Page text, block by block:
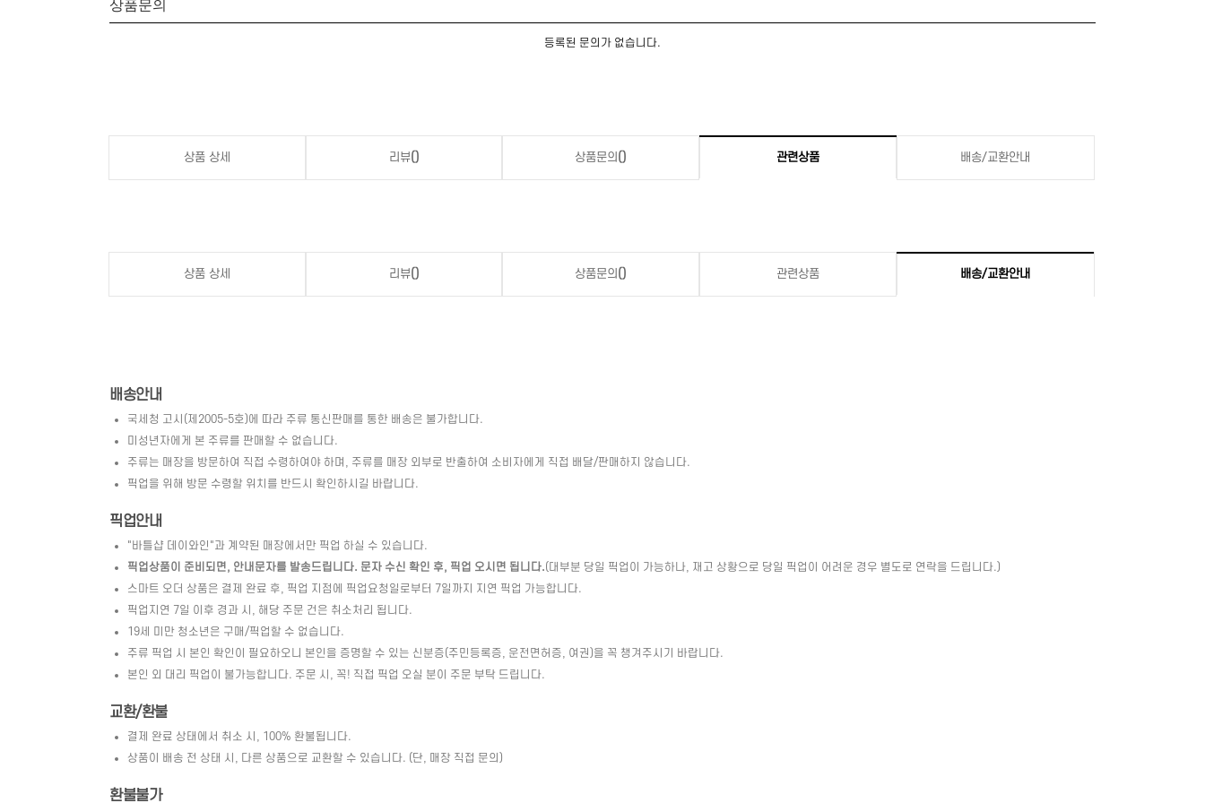
상품문의
등록된 문의가 없습니다.
상품 상세 리뷰() 상품문의 () 관련상품 배송/교환안내
상품 상세 리뷰() 상품문의 () 관련상품 배송/교환안내
배송안내
국세청 고시(제2005-5호)에 따라 주류 통신판매를 통한 배송은 불가합니다.
미성년자에게 본 주류를 판매할 수 없습니다.
주류는 매장을 방문하여 직접 수령하여야 하며, 주류를 매장 외부로 반출하여 소비자에게 직접 배달/판매하지 않습니다.
픽업을 위해 방문 수령할 위치를 반드시 확인하시길 바랍니다.
픽업안내
"바틀샵 데이와인"과 계약된 매장에서만 픽업 하실 수 있습니다.
픽업상품이 준비되면, 안내문자를 발송드립니다. 문자 수신 확인 후, 픽업 오시면 됩니다.(대부분 당일 픽업이 가능하나, 재고 상황으로 당일 픽업이 어려운 경우 별도로 연락을 드립니다.)
스마트 오더 상품은 결제 완료 후, 픽업 지점에 픽업요청일로부터 7일까지 지연 픽업 가능합니다.
픽업지연 7일 이후 경과 시, 해당 주문 건은 취소처리 됩니다.
19세 미만 청소년은 구매/픽업할 수 없습니다.
주류 픽업 시 본인 확인이 필요하오니 본인을 증명할 수 있는 신분증(주민등록증, 운전면허증, 여권)을 꼭 챙겨주시기 바랍니다.
본인 외 대리 픽업이 불가능합니다. 주문 시, 꼭! 직접 픽업 오실 분이 주문 부탁 드립니다.
교환/환불
결제 완료 상태에서 취소 시, 100% 환불됩니다.
상품이 배송 전 상태 시, 다른 상품으로 교환할 수 있습니다. (단, 매장 직접 문의)
환불불가